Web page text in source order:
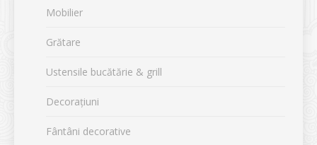
Mobilier
Grătare
Ustensile bucătărie & grill
Decorațiuni
Fântâni decorative